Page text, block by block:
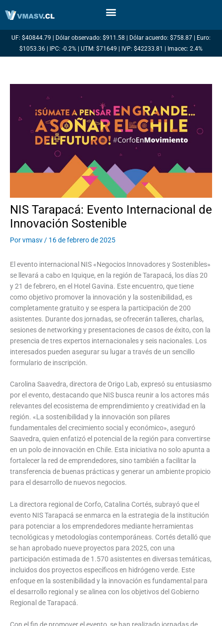
UF: $40844.79 | Dólar observado: $911.58 | Dólar acuerdo: $758.87 | Euro:
$1053.36 | IPC: -0.2% | UTM: $71649 | IVP: $42233.81 | Imacec: 2.4%
NIS Tarapacá: Evento Internacional de
Innovación Sostenible
Porvmasv/ 16 de febrero de 2025
El evento internacional NIS «Negocios Innovadores y Sostenibles»
se llevará a cabo en Iquique, en la región de Tarapacá, los días 20
y 21 de febrero, en el Hotel Gavina. Este encuentro, que tiene
como objetivo promover la innovación y la sostenibilidad, es
completamente gratuito y se espera la participación de 200
asistentes. Durante dos jornadas, se ofrecerán talleres, charlas,
sesiones de networking y presentaciones de casos de éxito, con la
presencia de tres expertos internacionales y seis nacionales. Los
interesados pueden asegurar su lugar a través de un sencillo
formulario de inscripción.
Carolina Saavedra, directora de Origo Lab, expresó su entusiasmo
por el evento, destacando que NIS busca reunir a los actores más
relevantes del ecosistema de emprendimiento y creatividad en la
región. «La sostenibilidad y la innovación son pilares
fundamentales del crecimiento social y económico», aseguró
Saavedra, quien enfatizó el potencial de la región para convertirse
en un polo de innovación en Chile. Esta iniciativa no solo apunta a
fortalecer la red de emprendedores, sino también a facilitar la
transferencia de buenas prácticas y generar un ambiente propicio
para el desarrollo de nuevos negocios.
La directora regional de Corfo, Catalina Cortés, subrayó que el
evento NIS Tarapacá se enmarca en la estrategia de la institución
para potenciar a los emprendedores mediante herramientas
tecnológicas y metodologías contemporáneas. Cortés detalló que
se han aprobado nueve proyectos para 2025, con una
participación estimada de 1.570 asistentes en diversas temáticas,
incluidos dos proyectos específicos en hidrógeno verde. Este
enfoque en la sostenibilidad y la innovación es fundamental para
el desarrollo regional y se alinea con los objetivos del Gobierno
Regional de Tarapacá.